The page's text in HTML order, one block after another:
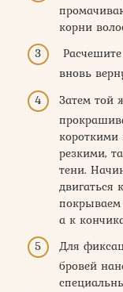
корни
вновь
Затем той
резкими,
тени.
двигаться
покрываем
а к
Для
бровей